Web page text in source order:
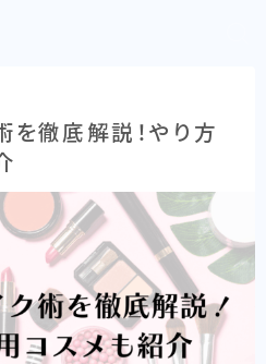
を徹底解説！やり方